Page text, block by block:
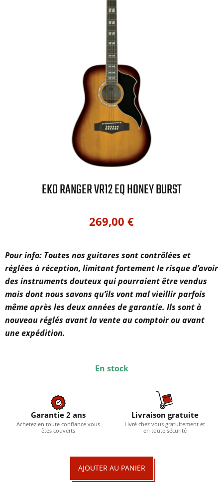
EKO RANGER VR12 EQ HONEY BURST
269,00 €
Pour info: Toutes nos guitares sont contrôlées et
réglées à réception, limitant fortement le risque d’avoir
des instruments douteux qui pourraient être vendus
mais dont nous savons qu’ils vont mal vieillir parfois
même après les deux années de garantie. Ils sont à
nouveau réglés avant la vente au comptoir ou avant
une expédition.
En stock
Garantie 2 ans
Achetez en toute confiance vous
êtes couverts
Livraison gratuite
Livré chez vous gratuitement et
en toute sécurité
AJOUTER AU PANIER